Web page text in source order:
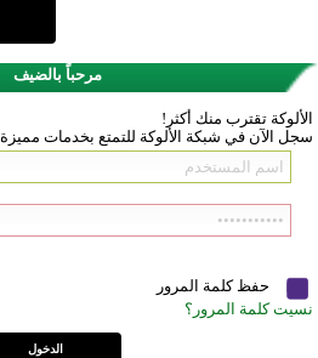
مرحباً بالضيف
الألوكة تقترب منك أكثر!
سجل الآن في شبكة الألوكة للتمتع بخدمات مميزة.
حفظ كلمة المرور
نسيت كلمة المرور؟